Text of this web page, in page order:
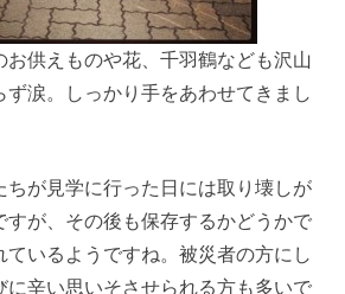
お供えものや花、千羽鶴なども沢山
ず涙。しっかり手をあわせてきまし
ちが見学に行った日には取り壊しが
すが、その後も保存するかどうかで
ているようですね。被災者の方にし
に辛い思いそさせられる方も多いで